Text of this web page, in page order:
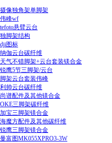
摄像独角架单脚架
伟峰wf
tefoto悬臂云台
独脚架结构
dji图标
纳伽云台碳纤维
天气不错脚架+云台套装镁合金
锐鹰5节三脚架/云台
脚架云台套装伟峰
利帅云台碳纤维
尚谱配件及其他镁合金
OKE三脚架碳纤维
加宝三脚架镁合金
海魔方配件及其他碳纤维
锐鹰三脚架镁合金
曼富图MK055XPRO3-3W